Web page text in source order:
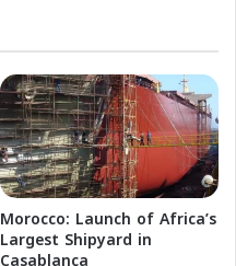
Morocco: Launch of Africa’s
Largest Shipyard in